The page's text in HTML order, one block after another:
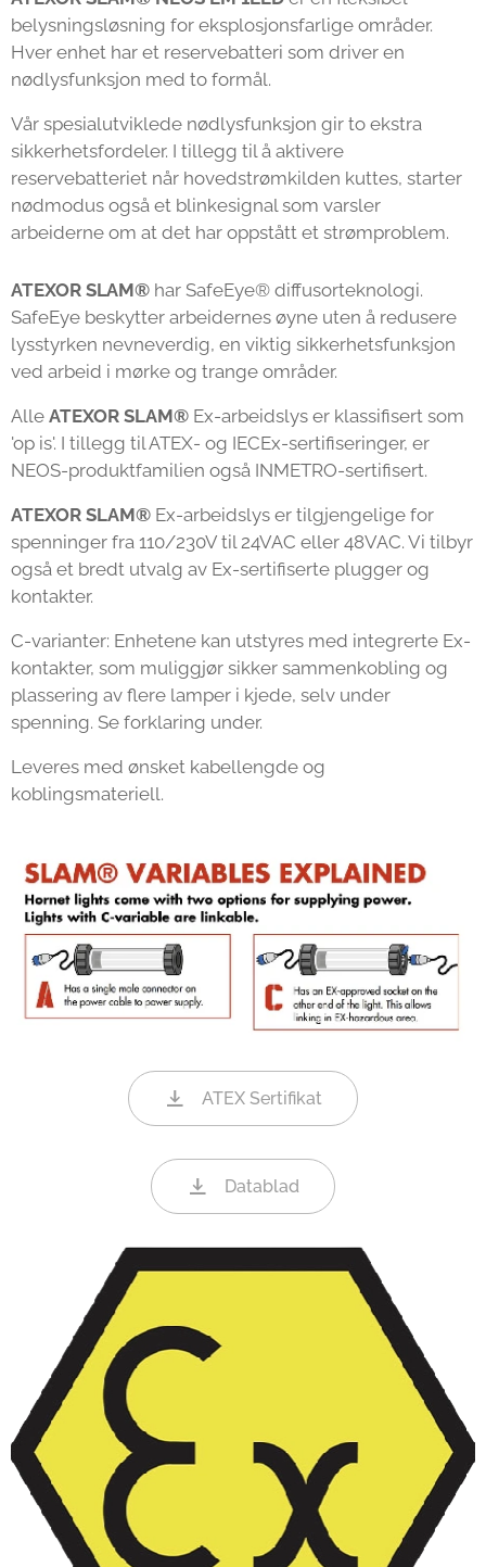
belysningsløsning for eksplosjonsfarlige områder.
Hver enhet har et reservebatteri som driver en
nødlysfunksjon med to formål.
Vår spesialutviklede nødlysfunksjon gir to ekstra
sikkerhetsfordeler. I tillegg til å aktivere
reservebatteriet når hovedstrømkilden kuttes, starter
nødmodus også et blinkesignal som varsler
arbeiderne om at det har oppstått et strømproblem.
ATEXOR SLAM®har SafeEye® diffusorteknologi.
SafeEye beskytter arbeidernes øyne uten å redusere
lysstyrken nevneverdig, en viktig sikkerhetsfunksjon
ved arbeid i mørke og trange områder.
Alle ATEXOR SLAM® Ex-arbeidslys er klassifisert som
'op is'. I tillegg til ATEX- og IECEx-sertifiseringer, er
NEOS-produktfamilien også INMETRO-sertifisert.
ATEXOR SLAM® Ex-arbeidslys er tilgjengelige for
spenninger fra 110/230V til 24VAC eller 48VAC. Vi tilbyr
også et bredt utvalg av Ex-sertifiserte plugger og
kontakter.
C-varianter: Enhetene kan utstyres med integrerte Ex-
kontakter, som muliggjør sikker sammenkobling og
plassering av flere lamper i kjede, selv under
spenning. Se forklaring under.
Leveres med ønsket kabellengde og
koblingsmateriell.
ATEX Sertifikat
Datablad